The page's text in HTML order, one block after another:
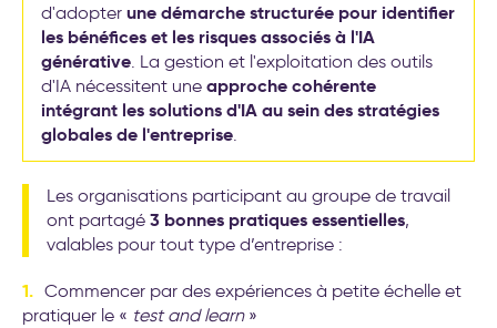
d'adopter une démarche structurée pour identifier
les bénéfices et les risques associés à l'IA
générative. La gestion et l'exploitation des outils
d'IA nécessitent une approche cohérente
intégrant les solutions d'IA au sein des stratégies
globales de l'entreprise.
Les organisations participant au groupe de travail
ont partagé 3 bonnes pratiques essentielles,
valables pour tout type d’entreprise :
Commencer par des expériences à petite échelle et
pratiquer le « test and learn»